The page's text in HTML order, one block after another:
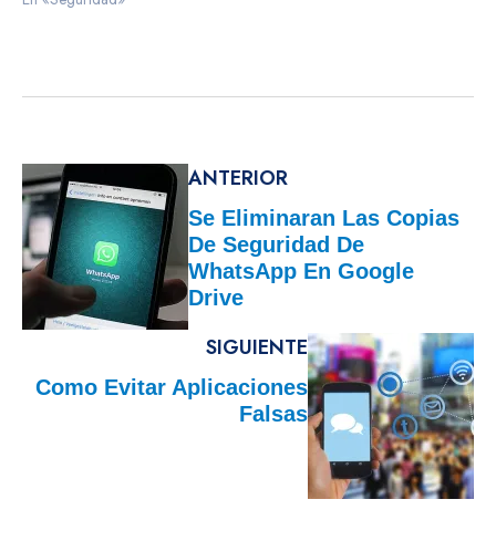
nacionales e internacionales,
públicas…
ANTERIOR
Se Eliminaran Las Copias
De Seguridad De
WhatsApp En Google
Drive
SIGUIENTE
Como Evitar Aplicaciones
Falsas